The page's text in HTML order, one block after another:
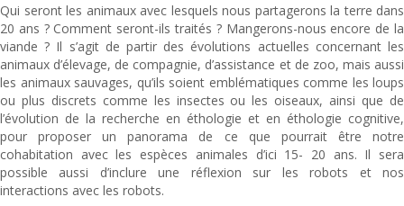
Qui seront les animaux avec lesquels nous partagerons la terre dans
20 ans ? Comment seront-ils traités ? Mangerons-nous encore de la
viande ? Il s’agit de partir des évolutions actuelles concernant les
animaux d’élevage, de compagnie, d’assistance et de zoo, mais aussi
les animaux sauvages, qu’ils soient emblématiques comme les loups
ou plus discrets comme les insectes ou les oiseaux, ainsi que de
l’évolution de la recherche en éthologie et en éthologie cognitive,
pour proposer un panorama de ce que pourrait être notre
cohabitation avec les espèces animales d’ici 15- 20 ans. Il sera
possible aussi d’inclure une réflexion sur les robots et nos
interactions avec les robots.